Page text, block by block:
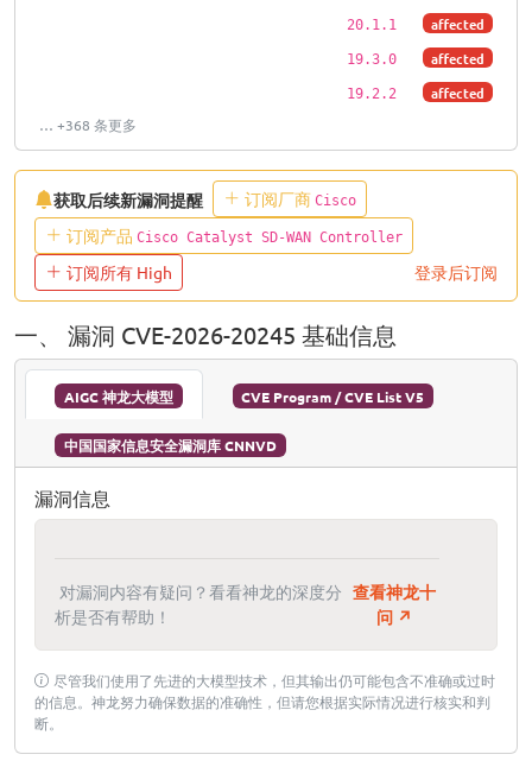
20.1.1 affected
19.3.0 affected
19.2.2
affected
… +368 条更多
获取后续新漏洞提醒 订阅厂商 Cisco
订阅产品 Cisco Catalyst SD-WAN Controller
订阅所有 High 登录后订阅
一、 漏洞 CVE-2026-20245 基础信息
AIGC 神龙大模型 CVE Program / CVE List V5
中国国家信息安全漏洞库 CNNVD
漏洞信息
对漏洞内容有疑问？看看神龙的深度分
析是否有帮助！
查看神龙十
问 ↗
尽管我们使用了先进的大模型技术，但其输出仍可能包含不准确或过时
的信息。神龙努力确保数据的准确性，但请您根据实际情况进行核实和判
断。